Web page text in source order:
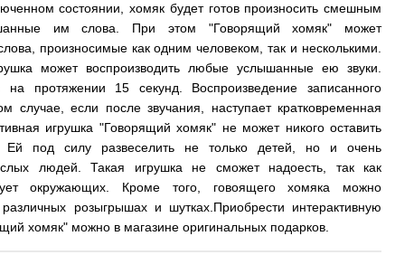
состоянии, хомяк будет готов произносить смешным
им слова. При этом "Говорящий хомяк" может
произносимые как одним человеком, так и несколькими.
может воспроизводить любые услышанные ею звуки.
на протяжении 15 секунд. Воспроизведение записанного
случае, если после звучания, наступает кратковременная
игрушка "Говорящий хомяк" не может никого оставить
Ей под силу развеселить не только детей, но и очень
людей. Такая игрушка не сможет надоесть, так как
окружающих. Кроме того, говоящего хомяка можно
различных розыгрышах и шутках.Приобрести интерактивную
хомяк" можно в магазине оригинальных подарков.